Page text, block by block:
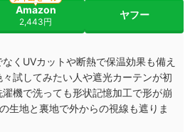
Amazon
2,443円
ヤフー
くUVカットや断熱で保温効果も備え
試してみたい人や遮光カーテンが初
機で洗っても形状記憶加工で形が崩
生地と裏地で外からの視線も遮りま